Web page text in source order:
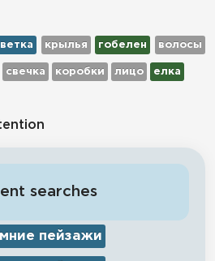
ветка крылья гобелен волосы
свечка коробки лицо елка
searches
пейзажи